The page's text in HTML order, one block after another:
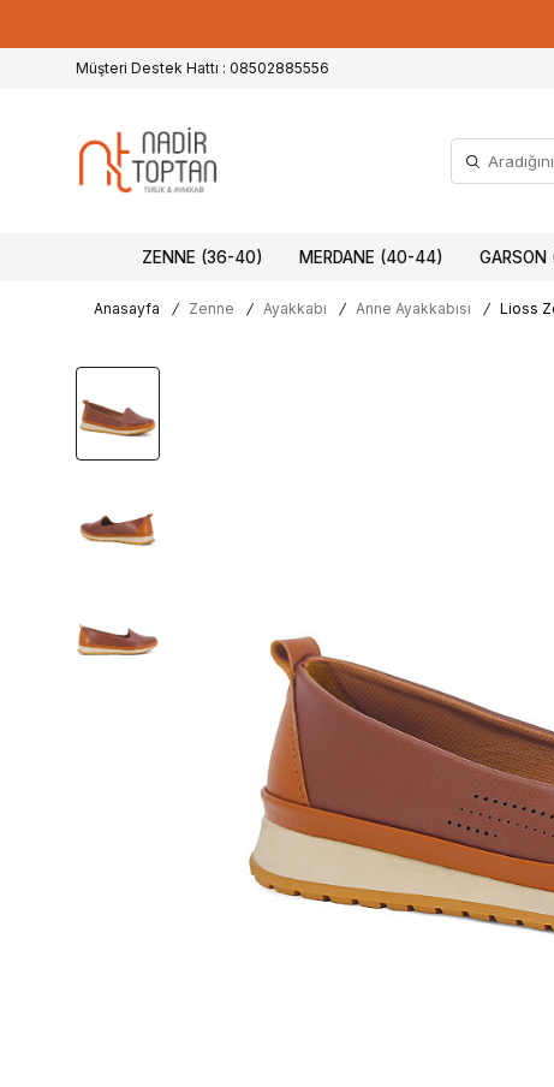
Müşteri Destek Hattı : 08502885556
ZENNE (36-40) MERDANE (40-44)
Anasayfa / Zenne / Ayakkabı / Anne Ayakkabısı / Lioss